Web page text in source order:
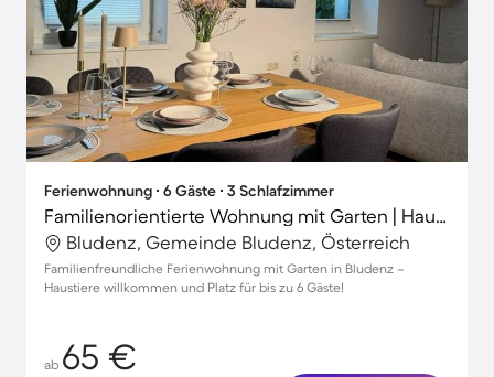
Ferienwohnung ∙ 6 Gäste ∙ 3 Schlafzimmer
Familienorientierte Wohnung mit Garten | Haustiere sind willkommen
Bludenz, Gemeinde Bludenz, Österreich
Familienfreundliche Ferienwohnung mit Garten in Bludenz –
Haustiere willkommen und Platz für bis zu 6 Gäste!
ab 65 €